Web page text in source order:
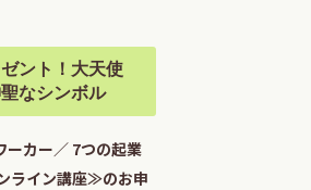
ント！大天使
なシンボル
ーカー／ 7つの起業
ライン講座≫のお申